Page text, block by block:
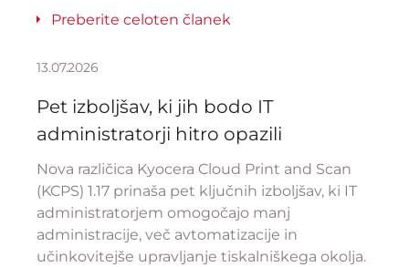
Preberite celoten članek
13.07.2026
Pet izboljšav, ki jih bodo IT
administratorji hitro opazili
Nova različica Kyocera Cloud Print and Scan
(KCPS) 1.17 prinaša pet ključnih izboljšav, ki IT
administratorjem omogočajo manj
administracije, več avtomatizacije in
učinkovitejše upravljanje tiskalniškega okolja.